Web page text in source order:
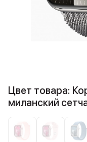
Цвет товара:
миланский